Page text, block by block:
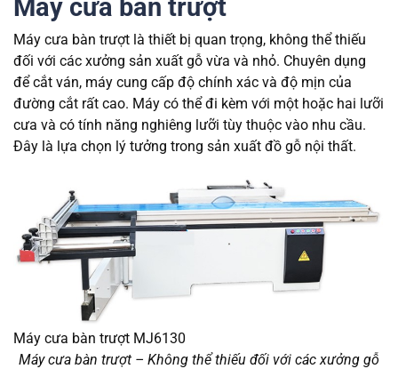
Máy cưa bàn trượt
Máy cưa bàn trượt là thiết bị quan trọng, không thể thiếu
đối với các xưởng sản xuất gỗ vừa và nhỏ. Chuyên dụng
để cắt ván, máy cung cấp độ chính xác và độ mịn của
đường cắt rất cao. Máy có thể đi kèm với một hoặc hai lưỡi
cưa và có tính năng nghiêng lưỡi tùy thuộc vào nhu cầu.
Đây là lựa chọn lý tưởng trong sản xuất đồ gỗ nội thất.
Máy cưa bàn trượt MJ6130
Máy cưa bàn trượt – Không thể thiếu đối với các xưởng gỗ